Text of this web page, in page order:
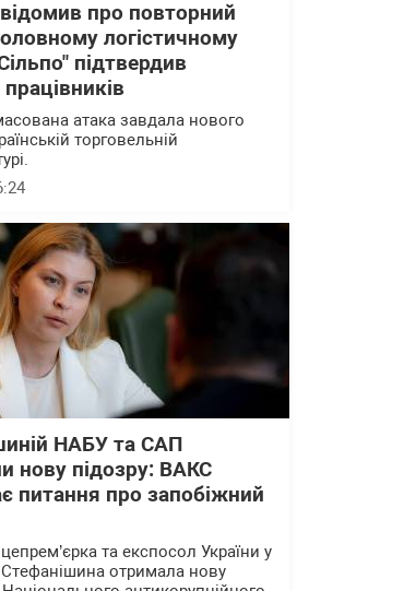
про повторний
логістичному
підтвердив
атака завдала нового
торговельній
НАБУ та САП
нову підозру: ВАКС
питання про запобіжний
та експосол України у
отримала нову